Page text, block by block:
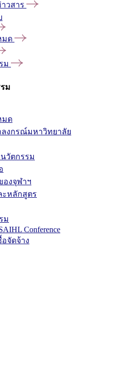
วสาร
มด
ม
ม
มด
ลงกรณ์มหาวิทยาลัย
วัตกรรม
องจุฬาฯ
ะหลักสูตร
ม
Conference
จัดจ้าง